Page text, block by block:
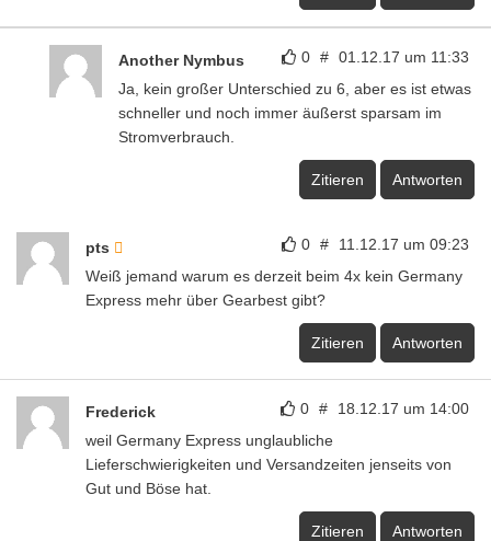
0 # 01.12.17 um 11:33
Another Nymbus
Ja, kein großer Unterschied zu 6, aber es ist etwas
schneller und noch immer äußerst sparsam im
Stromverbrauch.
Zitieren Antworten
0 # 11.12.17 um 09:23
pts
Weiß jemand warum es derzeit beim 4x kein Germany
Express mehr über Gearbest gibt?
Zitieren Antworten
0 # 18.12.17 um 14:00
Frederick
weil Germany Express unglaubliche
Lieferschwierigkeiten und Versandzeiten jenseits von
Gut und Böse hat.
Zitieren Antworten